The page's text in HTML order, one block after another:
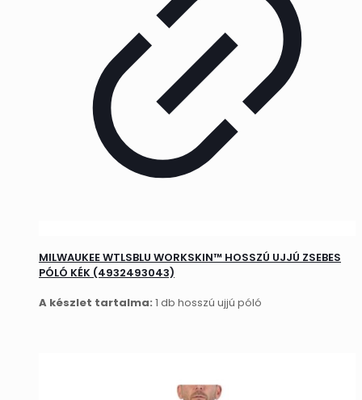
MILWAUKEE WTLSBLU WORKSKIN™ HOSSZÚ UJJÚ ZSEBES
PÓLÓ KÉK (4932493043)
A készlet tartalma: 1 db hosszú ujjú póló